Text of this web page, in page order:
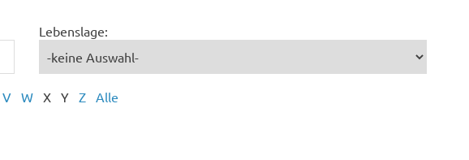
Lebenslage:
V W X Y Z Alle